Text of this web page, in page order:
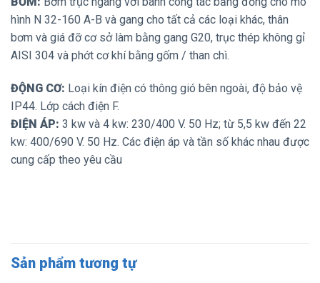
hình N 32-160 A-B và gang cho tất cả các loại khác, thân
bơm và giá đỡ cơ sở làm bằng gang G20, trục thép không gỉ
AISI 304 và phớt cơ khí bằng gốm / than chì.
ĐỘNG CƠ: Loại kín điện có thông gió bên ngoài, độ bảo vệ
IP44. Lớp cách điện F.
ĐIỆN ÁP: 3 kw và 4 kw: 230/400 V. 50 Hz; từ 5,5 kw đến 22
kw: 400/690 V. 50 Hz. Các điện áp và tần số khác nhau được
cung cấp theo yêu cầu
Sản phẩm tương tự